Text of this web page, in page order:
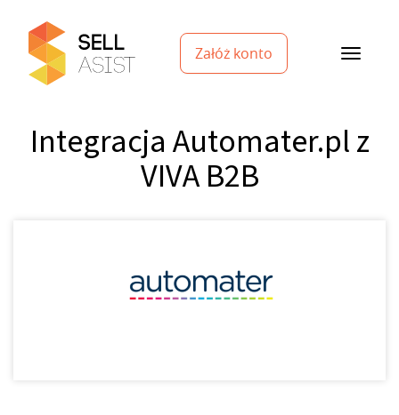
Załóż konto
Integracja Automater.pl z
VIVA B2B